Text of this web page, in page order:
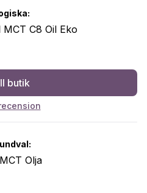
C8 Oil Eko
butik
Olja